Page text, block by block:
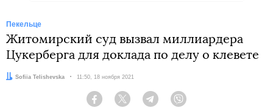
Пекельце
Житомирский суд вызвал миллиардера
Цукерберга для доклада по делу о клевете
Автор:
Sofiia Telishevska Дата:
11:50, 18 ноября 2021
Facebook Twitter Telegram